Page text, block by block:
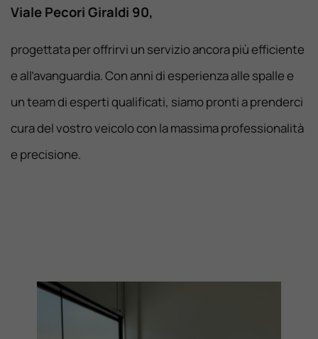
Viale Pecori Giraldi 90,
progettata per offrirvi un servizio ancora più efficiente
e all’avanguardia. Con anni di esperienza alle spalle e
un team di esperti qualificati, siamo pronti a prenderci
cura del vostro veicolo con la massima professionalità
e precisione.